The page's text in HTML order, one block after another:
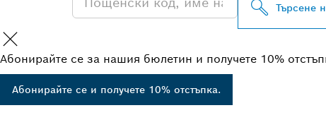
Търсене
Абонирайте се за нашия бюлетин и получете 10%
Абонирайте се и получете 10% отстъпка.